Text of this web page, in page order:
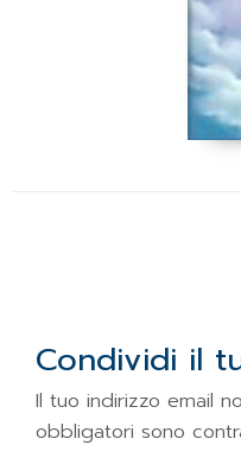
Condividi il
Il tuo indirizzo email
obbligatori sono